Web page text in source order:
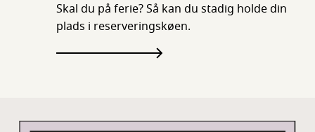
Skal du på ferie? Så kan du stadig holde din
plads i reserveringskøen.